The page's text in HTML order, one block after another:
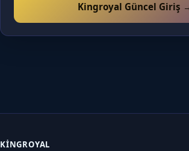
Kingroyal Güncel Giriş
KINGROYAL